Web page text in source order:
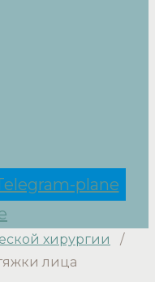
plane
хирургии
/
лица